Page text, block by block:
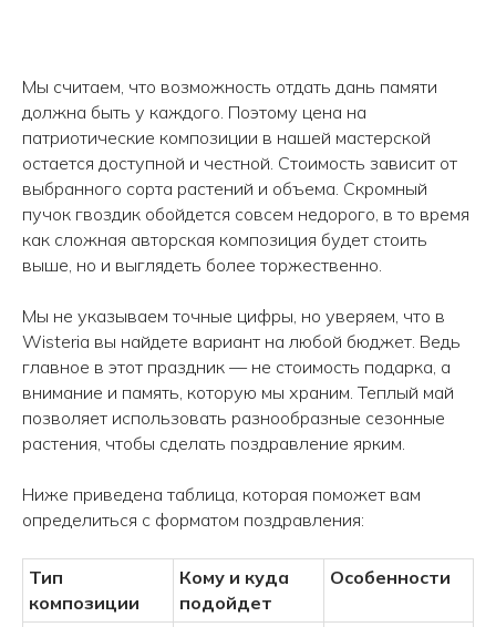
Мы считаем, что возможность отдать дань памяти
должна быть у каждого. Поэтому цена на
патриотические композиции в нашей мастерской
остается доступной и честной. Стоимость зависит от
выбранного сорта растений и объема. Скромный
пучок гвоздик обойдется совсем недорого, в то время
как сложная авторская композиция будет стоить
выше, но и выглядеть более торжественно.
Мы не указываем точные цифры, но уверяем, что в
Wisteria вы найдете вариант на любой бюджет. Ведь
главное в этот праздник — не стоимость подарка, а
внимание и память, которую мы храним. Теплый май
позволяет использовать разнообразные сезонные
растения, чтобы сделать поздравление ярким.
Ниже приведена таблица, которая поможет вам
определиться с форматом поздравления:
Тип
композиции
Кому и куда
подойдет
Особенности
+7 (908) 220-32-42
Принимаем заказы с 9.00 до 21.00
info@wisteriaflowers.ru